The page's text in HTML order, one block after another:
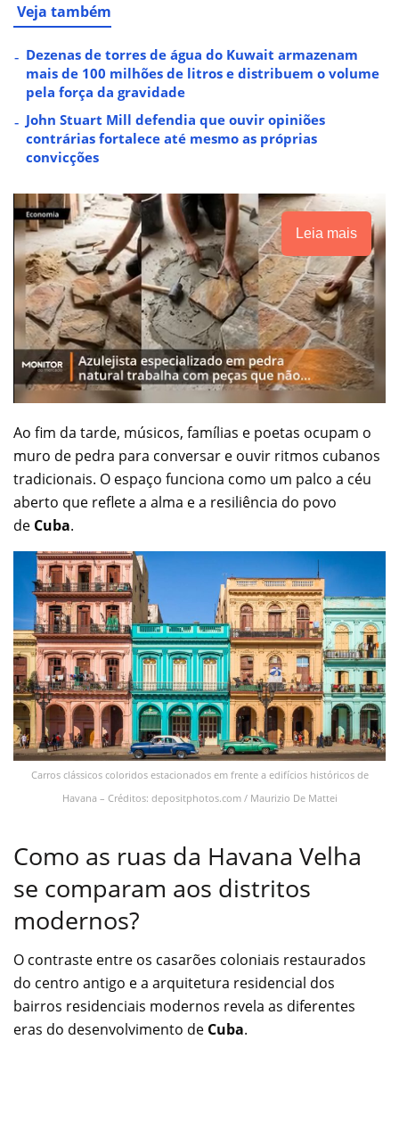
Veja também
Dezenas de torres de água do Kuwait armazenam
mais de 100 milhões de litros e distribuem o volume
pela força da gravidade
John Stuart Mill defendia que ouvir opiniões
contrárias fortalece até mesmo as próprias
convicções
Leia mais
Ao fim da tarde, músicos, famílias e poetas ocupam o
muro de pedra para conversar e ouvir ritmos cubanos
tradicionais. O espaço funciona como um palco a céu
aberto que reflete a alma e a resiliência do povo
de Cuba.
Carros clássicos coloridos estacionados em frente a edifícios históricos de
Havana – Créditos: depositphotos.com / Maurizio De Mattei
Como as ruas da Havana Velha
se comparam aos distritos
modernos?
O contraste entre os casarões coloniais restaurados
do centro antigo e a arquitetura residencial dos
bairros residenciais modernos revela as diferentes
eras do desenvolvimento de Cuba.